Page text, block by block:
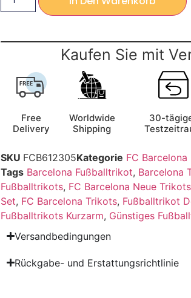
Kaufen Sie mit
Free
Delivery
Worldwide
Shipping
30-
SKU FCB612305Kategorie FC Barcelona
Tags Barcelona Fußballtrikot, Barcelona
Fußballtrikots, FC Barcelona Neue Trikots
Set, FC Barcelona Trikots, Fußballtrikot
Fußballtrikots Kurzarm, Günstiges
Versandbedingungen
Rückgabe- und Erstattungsrichtlinie